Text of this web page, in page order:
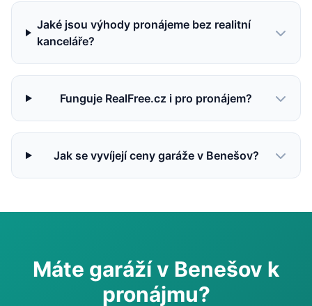
Jaké jsou výhody pronájeme bez realitní
kanceláře?
Funguje RealFree.cz i pro pronájem?
Jak se vyvíjejí ceny garáže v Benešov?
Máte garáží v Benešov k
pronájmu?